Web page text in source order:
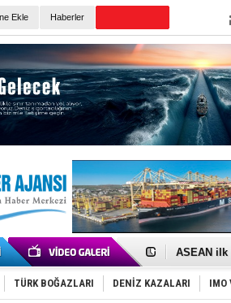
Ekle Haberler
D-Marin,
ASEAN ilk
TAYK -
İstanbul
TÜRK BOĞAZLARI DENİZ KAZALARI IMO